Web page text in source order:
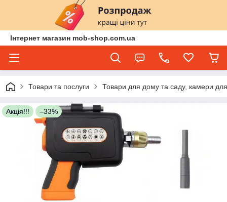
Інтернет магазин mob-shop.com.ua
Товари та послуги Товари для дому та саду, камери
Акція!!! –33%